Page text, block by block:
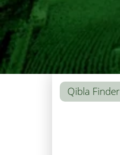
Qibla Finder